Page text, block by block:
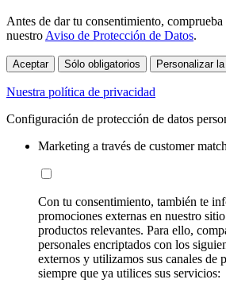
Antes de dar tu consentimiento,
nuestro Aviso de Protección de Datos.
Aceptar Sólo obligatorios Personalizar
Nuestra política de privacidad
Configuración de protección de datos
Marketing a través de customer match
Con tu consentimiento, también te
promociones externas en nuestro
productos relevantes. Para ello,
personales encriptados con los
externos y utilizamos sus canales de
siempre que ya utilices sus servicios: